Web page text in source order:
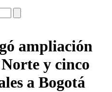
ampliación
y cinco
a Bogotá